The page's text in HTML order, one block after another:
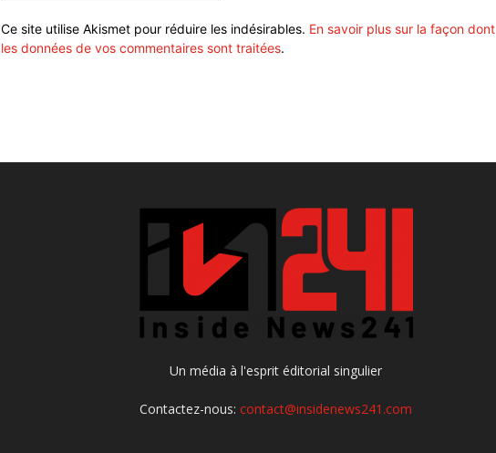
Ce site utilise Akismet pour réduire les indésirables. En savoir plus sur la façon dont
les données de vos commentaires sont traitées.
Un média à l'esprit éditorial singulier
Contactez-nous:contact@insidenews241.com